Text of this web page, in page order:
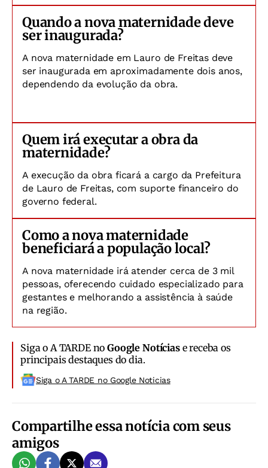
Quando a nova maternidade deve
ser inaugurada?
A nova maternidade em Lauro de Freitas deve
ser inaugurada em aproximadamente dois anos,
dependendo da evolução da obra.
Quem irá executar a obra da
maternidade?
A execução da obra ficará a cargo da Prefeitura
de Lauro de Freitas, com suporte financeiro do
governo federal.
Como a nova maternidade
beneficiará a população local?
A nova maternidade irá atender cerca de 3 mil
pessoas, oferecendo cuidado especializado para
gestantes e melhorando a assistência à saúde
na região.
Siga o A TARDE noGoogle Notíciase receba os
principais destaques do dia.
Siga o A TARDE no Google Noticias
Compartilhe essa notícia com seus
amigos